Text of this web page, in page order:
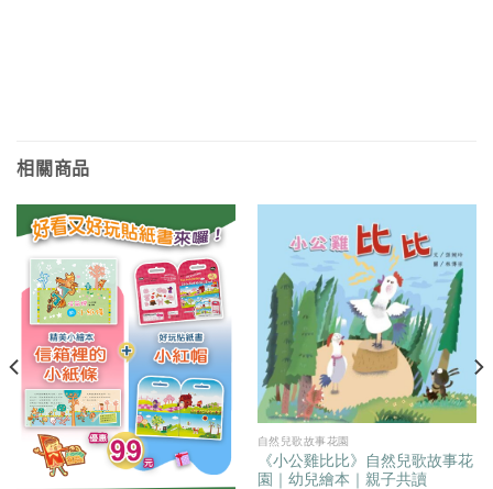
相關商品
自然兒歌故事花園
《小公雞比比》自然兒歌故事花
園｜幼兒繪本｜親子共讀